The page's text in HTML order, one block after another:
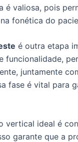
é valiosa, pois
fonética do
é outra etapa
funcionalidade,
juntamente
fase é vital para
vertical ideal é
garante que a